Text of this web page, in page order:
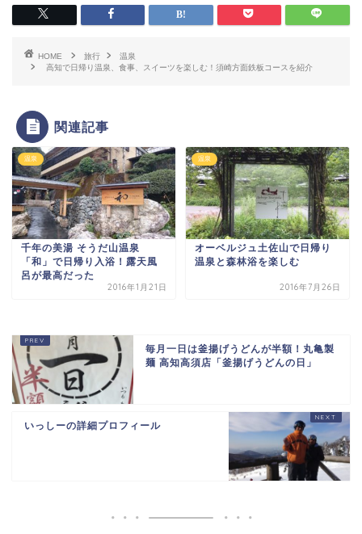
HOME 旅行
温泉
高知で日帰り温泉、食事、スイーツを楽しむ！須崎方面鉄板コースを紹介
関連記事
温泉
千年の美湯 そうだ山温泉
「和」で日帰り入浴！露天風
呂が最高だった
2016年1月21日
温泉
オーベルジュ土佐山で日帰り
温泉と森林浴を楽しむ
2016年7月26日
毎月一日は釜揚げうどんが半額！丸亀製
麺 高知高須店「釜揚げうどんの日」
いっしーの詳細プロフィール